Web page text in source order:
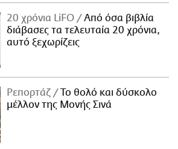
20 χρόνια LiFO
Από όσα βιβλία
διάβασες τα τελευταία 20 χρόνια,
αυτό ξεχωρίζεις
Ρεπορτάζ
Το θολό και δύσκολο
μέλλον της Μονής Σινά